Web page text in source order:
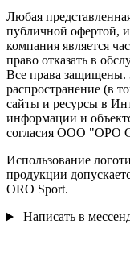
Любая
публичной офертой,
компания является
право отказать в
Все права защищены.
распространение (в
сайты и ресурсы в
информации и
согласия ООО "ОРО
Использование
продукции
ORO Sport.
Написать в